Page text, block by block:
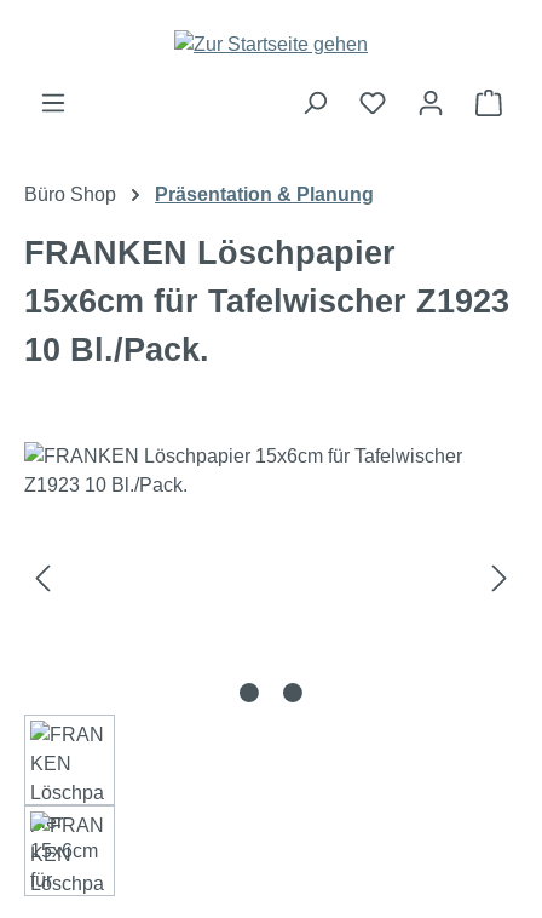
Zum Hauptinhalt springen
Büro Shop Präsentation & Planung
FRANKEN Löschpapier
15x6cm für Tafelwischer Z1923
10 Bl./Pack.
Bildergalerie überspringen